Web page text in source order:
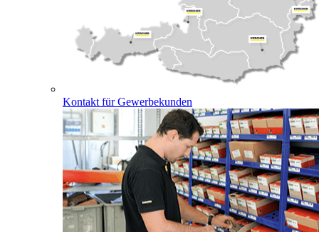
Kontakt für Gewerbekunden